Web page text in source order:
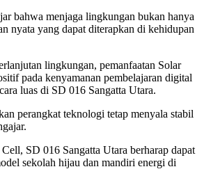
bahwa menjaga lingkungan bukan hanya
nyata yang dapat diterapkan di kehidupan
lingkungan, pemanfaatan Solar
pada kenyamanan pembelajaran digital
luas di SD 016 Sangatta Utara.
perangkat teknologi tetap menyala stabil
SD 016 Sangatta Utara berharap dapat
sekolah hijau dan mandiri energi di